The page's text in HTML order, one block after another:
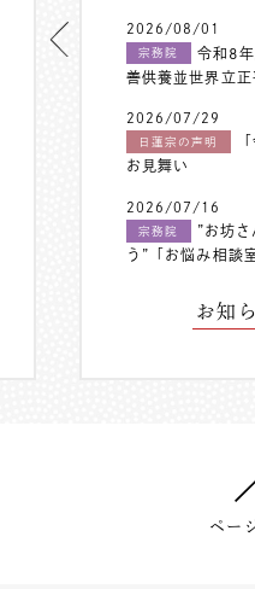
2026/08/01
宗務院
令和8
善供養並世界立
2026/07/29
日蓮宗の声明
お見舞い
2026/07/16
宗務院
”お坊
う”「お悩み相談
お知
ペー